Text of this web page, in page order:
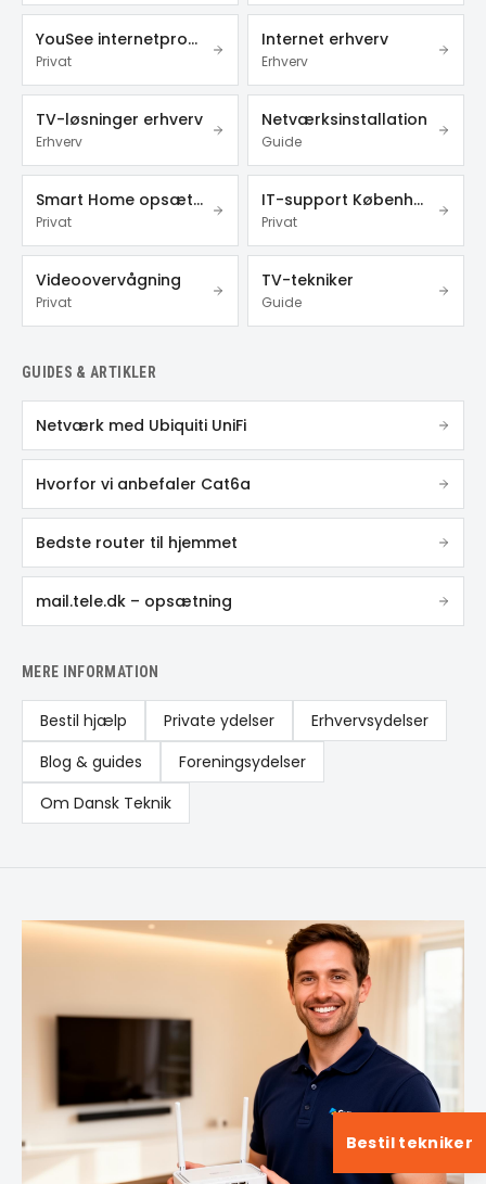
YouSee internetproblemer
Privat
Internet erhverv
Erhverv
TV-løsninger erhverv
Erhverv
Netværksinstallation
Guide
Smart Home opsætning
Privat
IT-support København
Privat
Videoovervågning
Privat
TV-tekniker
Guide
GUIDES & ARTIKLER
Netværk med Ubiquiti UniFi
Hvorfor vi anbefaler Cat6a
Bedste router til hjemmet
mail.tele.dk – opsætning
MERE INFORMATION
Bestil hjælp Private ydelser
Erhvervsydelser
Blog & guides
Foreningsydelser
Om Dansk Teknik
Bestil tekniker